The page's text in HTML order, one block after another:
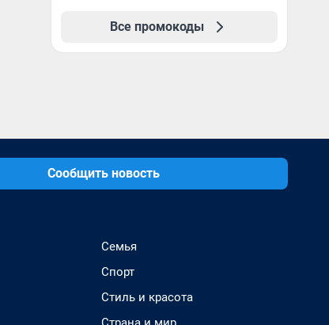
Все промокоды
Сообщить новость
Семья
Спорт
Стиль и красота